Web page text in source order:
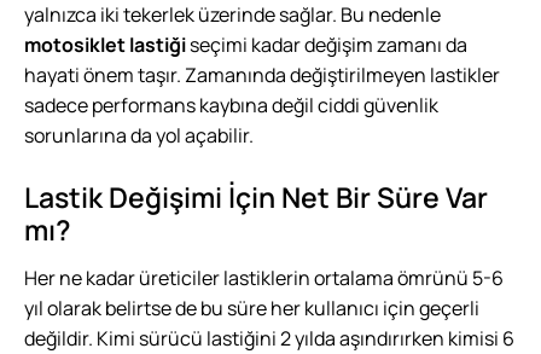
yalnızca iki tekerlek üzerinde sağlar. Bu nedenle
motosiklet lastiğiseçimi kadar değişim zamanı da
hayati önem taşır. Zamanında değiştirilmeyen lastikler
sadece performans kaybına değil ciddi güvenlik
sorunlarına da yol açabilir.
Lastik Değişimi İçin Net Bir Süre Var
mı?
Her ne kadar üreticiler lastiklerin ortalama ömrünü 5-6
yıl olarak belirtse de bu süre her kullanıcı için geçerli
değildir. Kimi sürücü lastiğini 2 yılda aşındırırken kimisi 6